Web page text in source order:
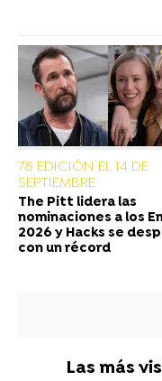
78 EDICIÓN EL 14 DE
SEPTIEMBRE
The Pitt lidera las
nominaciones a los
2026 y Hacks se
con un récord
Las más